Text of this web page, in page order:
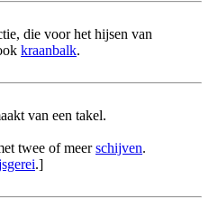
die voor het hijsen van
kraanbalk.
van een takel.
twee of meerschijven.
.]